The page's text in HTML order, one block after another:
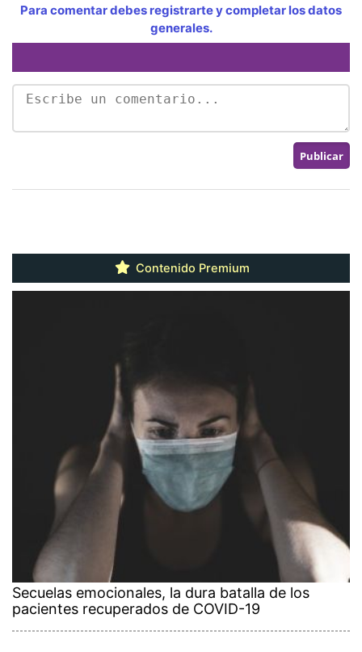
Para comentar debes registrarte y completar los datos
generales.
Contenido Premium
Secuelas emocionales, la dura batalla de los
pacientes recuperados de COVID-19